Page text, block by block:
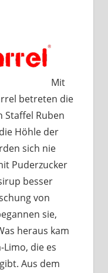
Mit
betreten die
Ruben
Höhle der
sich nie
Puderzucker
besser
von
sie,
heraus kam
die es
Aus dem